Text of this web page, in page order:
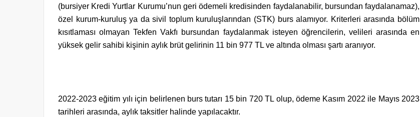
(bursiyer Kredi Yurtlar Kurumu’nun geri ödemeli kredisinden faydalanabilir, bursundan faydalanamaz),
özel kurum-kuruluş ya da sivil toplum kuruluşlarından (STK) burs alamıyor. Kriterleri arasında bölüm
kısıtlaması olmayan Tekfen Vakfı bursundan faydalanmak isteyen öğrencilerin, velileri arasında en
yüksek gelir sahibi kişinin aylık brüt gelirinin 11 bin 977 TL ve altında olması şartı aranıyor.
2022-2023 eğitim yılı için belirlenen burs tutarı 15 bin 720 TL olup, ödeme Kasım 2022 ile Mayıs 2023
tarihleri arasında, aylık taksitler halinde yapılacaktır.